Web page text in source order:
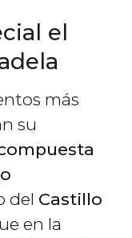
el
más
su
del Castillo
en la